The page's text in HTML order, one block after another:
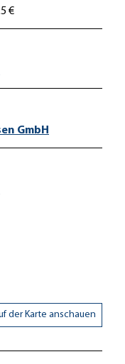
€
GmbH
der Karte anschauen